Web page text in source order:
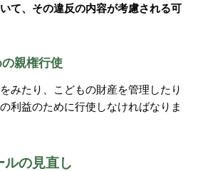
て、その違反の内容が考慮される可
親権行使
みたり、こどもの財産を管理したり
利益のために行使しなければなりま
の見直し